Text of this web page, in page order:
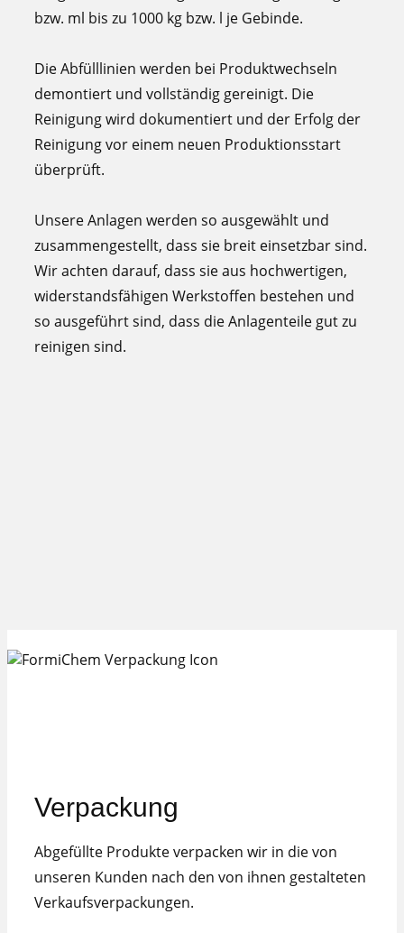
bzw. ml bis zu 1000 kg bzw. l je Gebinde.
Die Abfülllinien werden bei Produktwechseln
demontiert und vollständig gereinigt. Die
Reinigung wird dokumentiert und der Erfolg der
Reinigung vor einem neuen Produktionsstart
überprüft.
Unsere Anlagen werden so ausgewählt und
zusammengestellt, dass sie breit einsetzbar sind.
Wir achten darauf, dass sie aus hochwertigen,
widerstandsfähigen Werkstoffen bestehen und
so ausgeführt sind, dass die Anlagenteile gut zu
reinigen sind.
Verpackung
Abgefüllte Produkte verpacken wir in die von
unseren Kunden nach den von ihnen gestalteten
Verkaufsverpackungen.